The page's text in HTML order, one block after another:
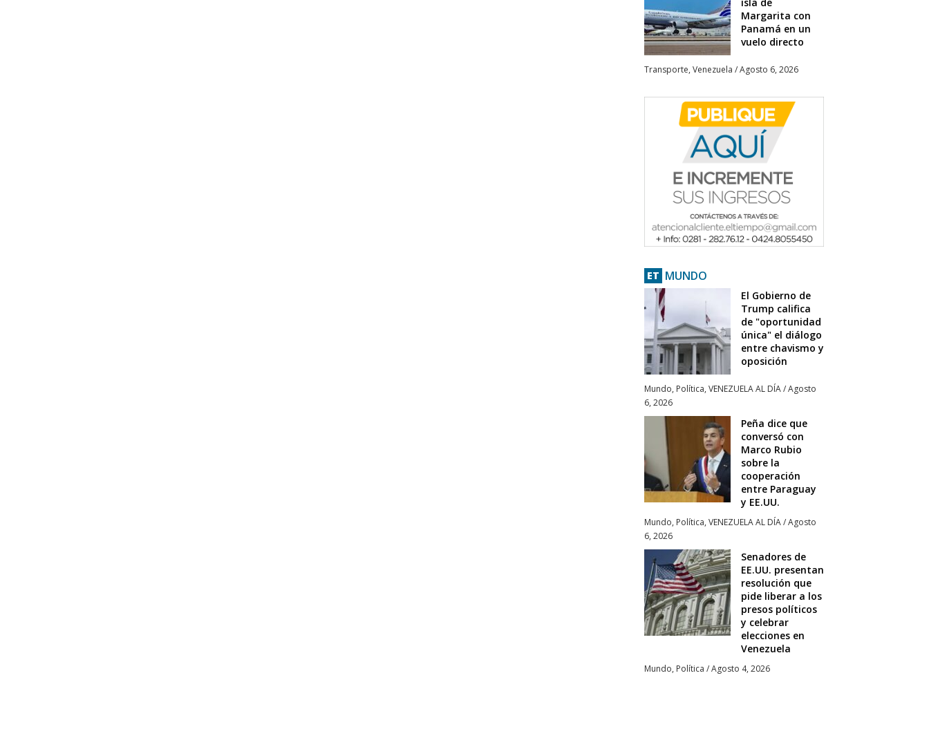
Margarita con
Panamá en un
vuelo directo
Transporte, Venezuela /Agosto 6, 2026
ET MUNDO
El Gobierno de
Trump califica
de "oportunidad
única" el diálogo
entre chavismo y
oposición
Mundo, Política, VENEZUELA AL DÍA/Agosto
6, 2026
Peña dice que
conversó con
Marco Rubio
sobre la
cooperación
entre Paraguay
y EE.UU.
Mundo, Política, VENEZUELA AL DÍA/Agosto
6, 2026
Senadores de
EE.UU. presentan
resolución que
pide liberar a los
presos políticos
y celebrar
elecciones en
Venezuela
Mundo, Política /Agosto 4, 2026